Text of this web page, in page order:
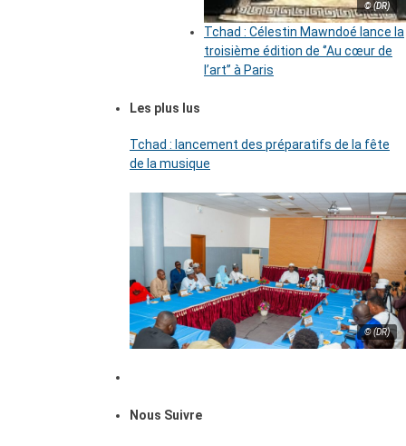
© (DR)
Tchad : Célestin Mawndoé lance la
troisième édition de ‘’Au cœur de
l’art’’ à Paris
Les plus lus
Tchad : lancement des préparatifs de la fête
de la musique
© (DR)
Nous Suivre